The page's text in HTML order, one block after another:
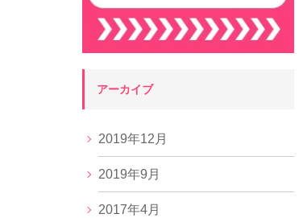
アーカイブ
2019年12月
2019年9月
2017年4月